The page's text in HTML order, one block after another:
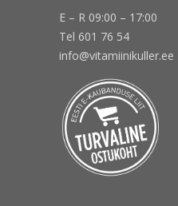
E – R 09:00 – 17:00
Tel 601 76 54
info@vitamiinikuller.ee